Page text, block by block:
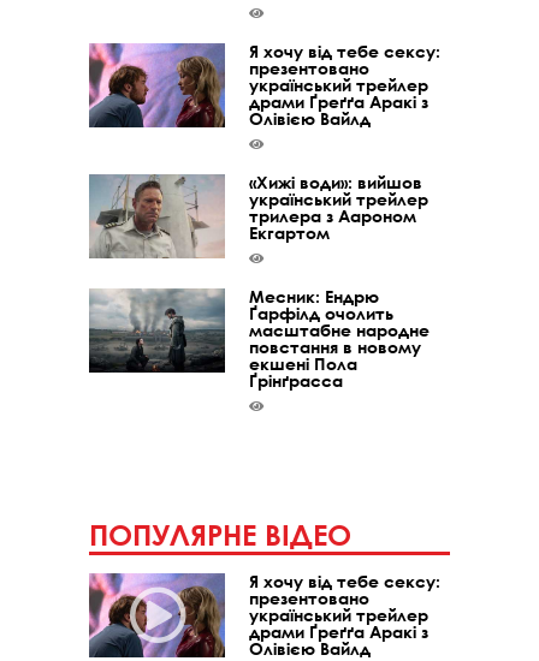
Я хочу від тебе сексу:
презентовано
український трейлер
драми Ґреґґа Аракі з
Олівією Вайлд
«Хижі води»: вийшов
український трейлер
трилера з Аароном
Екгартом
Месник: Ендрю
Ґарфілд очолить
масштабне народне
повстання в новому
екшені Пола
Ґрінґрасса
ПОПУЛЯРНЕ ВІДЕО
Я хочу від тебе сексу:
презентовано
український трейлер
драми Ґреґґа Аракі з
Олівією Вайлд